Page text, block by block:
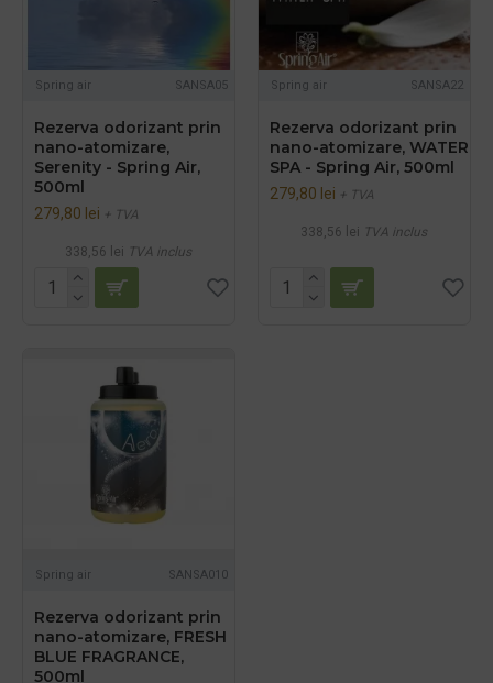
Spring air SANSA05
Rezerva odorizant prin
nano-atomizare,
Serenity - Spring Air,
500ml
279,80 lei + TVA
338,56 lei TVA inclus
Spring air SANSA22
Rezerva odorizant prin
nano-atomizare, WATER
SPA - Spring Air, 500ml
279,80 lei + TVA
338,56 lei TVA inclus
Spring air SANSA010
Rezerva odorizant prin
nano-atomizare, FRESH
BLUE FRAGRANCE,
500ml